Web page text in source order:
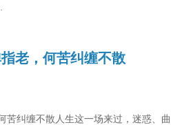
老，何苦纠缠不散
苦纠缠不散人生这一场来过，迷惑、曲